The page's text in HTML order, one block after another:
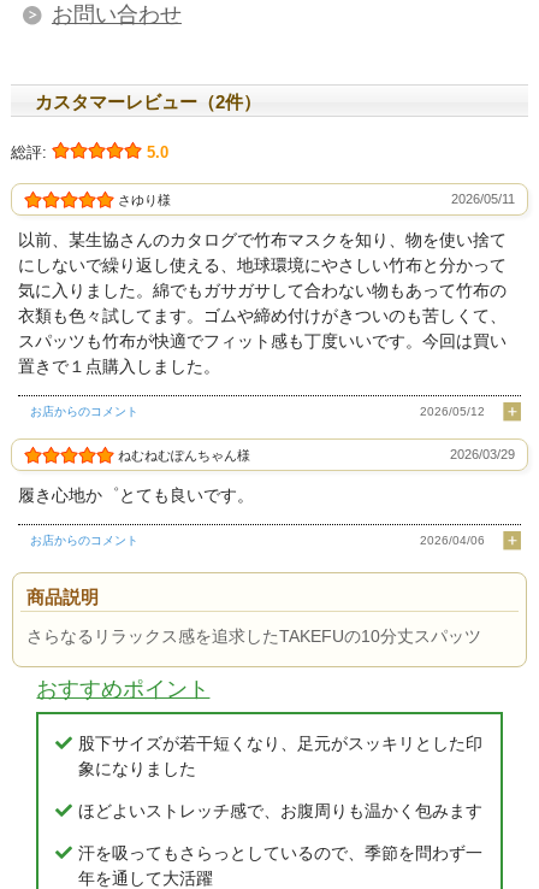
お問い合わせ
カスタマーレビュー（2件）
総評: 5.0
さゆり様 2026/05/11
以前、某生協さんのカタログで竹布マスクを知り、物を使い捨て
にしないで繰り返し使える、地球環境にやさしい竹布と分かって
気に入りました。綿でもガサガサして合わない物もあって竹布の
衣類も色々試してます。ゴムや締め付けがきついのも苦しくて、
スパッツも竹布が快適でフィット感も丁度いいです。今回は買い
置きで１点購入しました。
お店からのコメント 2026/05/12
ねむねむぽんちゃん様 2026/03/29
履き心地か゜とても良いです。
お店からのコメント 2026/04/06
商品説明
さらなるリラックス感を追求したTAKEFUの10分丈スパッツ
おすすめポイント
股下サイズが若干短くなり、足元がスッキリとした印
象になりました
ほどよいストレッチ感で、お腹周りも温かく包みます
汗を吸ってもさらっとしているので、季節を問わず一
年を通して大活躍